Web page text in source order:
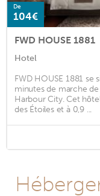
De
104€
FWD HOUSE 1881
Hotel
FWD HOUSE 1881
minutes de marche
Harbour City. Cet
des Étoiles et à 0,9 ...